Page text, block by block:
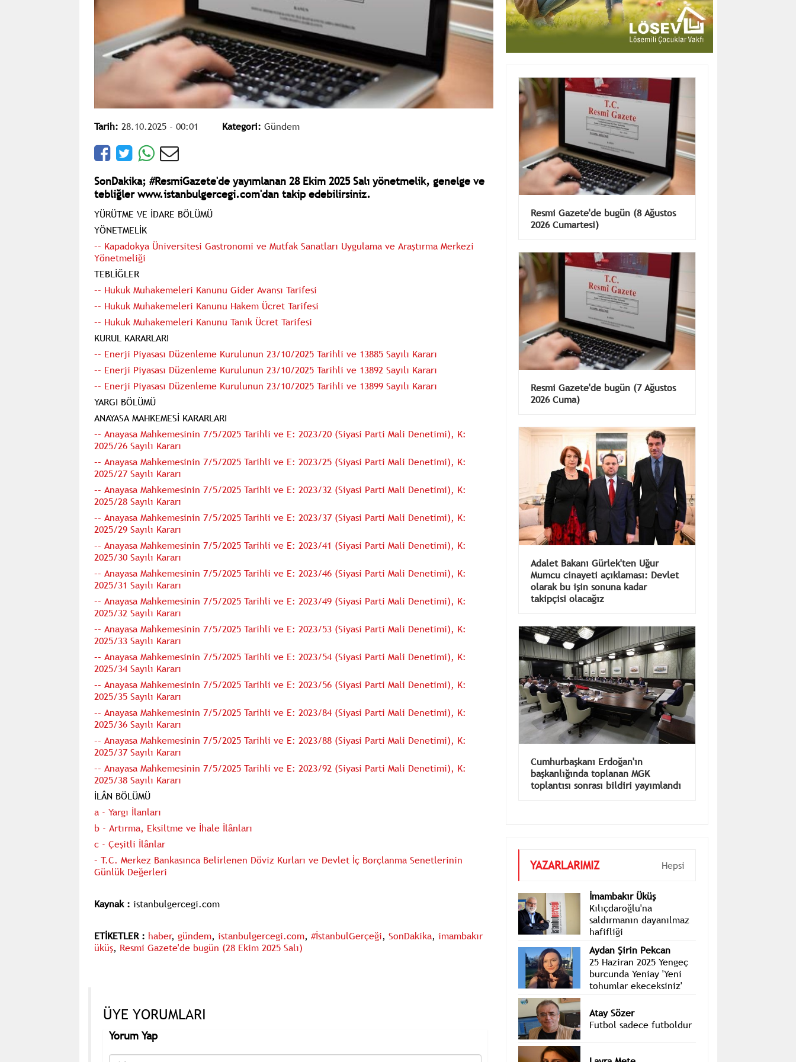
Tarih: 28.10.2025 - 00:01 Kategori: Gündem
SonDakika; #ResmiGazete'de yayımlanan 28 Ekim 2025 Salı yönetmelik, genelge ve
tebliğler www.istanbulgercegi.com'dan takip edebilirsiniz.
YÜRÜTME VE İDARE BÖLÜMÜ
YÖNETMELİK
–– Kapadokya Üniversitesi Gastronomi ve Mutfak Sanatları Uygulama ve Araştırma Merkezi
Yönetmeliği
TEBLİĞLER
–– Hukuk Muhakemeleri Kanunu Gider Avansı Tarifesi
–– Hukuk Muhakemeleri Kanunu Hakem Ücret Tarifesi
–– Hukuk Muhakemeleri Kanunu Tanık Ücret Tarifesi
KURUL KARARLARI
–– Enerji Piyasası Düzenleme Kurulunun 23/10/2025 Tarihli ve 13885 Sayılı Kararı
–– Enerji Piyasası Düzenleme Kurulunun 23/10/2025 Tarihli ve 13892 Sayılı Kararı
–– Enerji Piyasası Düzenleme Kurulunun 23/10/2025 Tarihli ve 13899 Sayılı Kararı
YARGI BÖLÜMÜ
ANAYASA MAHKEMESİ KARARLARI
–– Anayasa Mahkemesinin 7/5/2025 Tarihli ve E: 2023/20 (Siyasi Parti Mali Denetimi), K:
2025/26 Sayılı Kararı
–– Anayasa Mahkemesinin 7/5/2025 Tarihli ve E: 2023/25 (Siyasi Parti Mali Denetimi), K:
2025/27 Sayılı Kararı
–– Anayasa Mahkemesinin 7/5/2025 Tarihli ve E: 2023/32 (Siyasi Parti Mali Denetimi), K:
2025/28 Sayılı Kararı
–– Anayasa Mahkemesinin 7/5/2025 Tarihli ve E: 2023/37 (Siyasi Parti Mali Denetimi), K:
2025/29 Sayılı Kararı
–– Anayasa Mahkemesinin 7/5/2025 Tarihli ve E: 2023/41 (Siyasi Parti Mali Denetimi), K:
2025/30 Sayılı Kararı
–– Anayasa Mahkemesinin 7/5/2025 Tarihli ve E: 2023/46 (Siyasi Parti Mali Denetimi), K:
2025/31 Sayılı Kararı
–– Anayasa Mahkemesinin 7/5/2025 Tarihli ve E: 2023/49 (Siyasi Parti Mali Denetimi), K:
2025/32 Sayılı Kararı
–– Anayasa Mahkemesinin 7/5/2025 Tarihli ve E: 2023/53 (Siyasi Parti Mali Denetimi), K:
2025/33 Sayılı Kararı
–– Anayasa Mahkemesinin 7/5/2025 Tarihli ve E: 2023/54 (Siyasi Parti Mali Denetimi), K:
2025/34 Sayılı Kararı
–– Anayasa Mahkemesinin 7/5/2025 Tarihli ve E: 2023/56 (Siyasi Parti Mali Denetimi), K:
2025/35 Sayılı Kararı
–– Anayasa Mahkemesinin 7/5/2025 Tarihli ve E: 2023/84 (Siyasi Parti Mali Denetimi), K:
2025/36 Sayılı Kararı
–– Anayasa Mahkemesinin 7/5/2025 Tarihli ve E: 2023/88 (Siyasi Parti Mali Denetimi), K:
2025/37 Sayılı Kararı
–– Anayasa Mahkemesinin 7/5/2025 Tarihli ve E: 2023/92 (Siyasi Parti Mali Denetimi), K:
2025/38 Sayılı Kararı
İLÂN BÖLÜMÜ
a - Yargı İlanları
b - Artırma, Eksiltme ve İhale İlânları
c - Çeşitli İlânlar
– T.C. Merkez Bankasınca Belirlenen Döviz Kurları ve Devlet İç Borçlanma Senetlerinin
Günlük Değerleri
Kaynak : istanbulgercegi.com
ETİKETLER : haber, gündem, istanbulgercegi.com, #İstanbulGerçeği, SonDakika, imambakır
üküş, Resmi Gazete'de bugün (28 Ekim 2025 Salı)
ÜYE YORUMLARI
Yorum Yap
Resmi Gazete'de bugün (8 Ağustos
Resmi Gazete'de bugün (7 Ağustos
Adalet Bakanı Gürlek'ten Uğur
Mumcu cinayeti açıklaması: Devlet
olarak bu işin sonuna kadar
Cumhurbaşkanı Erdoğan'ın
başkanlığında toplanan MGK
İmambakır Üküş
Kılıçdaroğlu'na
saldırmanın dayanılmaz
hafifliği
Aydan Şirin Pekcan
25 Haziran 2025 Yengeç
burcunda Yeniay 'Yeni
Atay Sözer